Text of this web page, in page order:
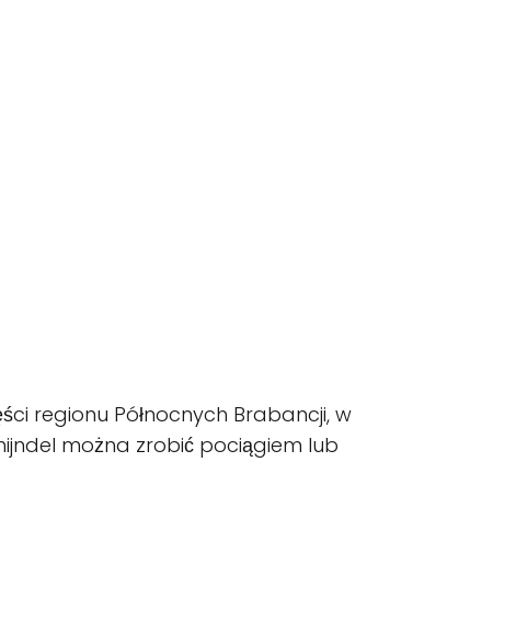
regionu Północnych Brabancji, w
można zrobić pociągiem lub